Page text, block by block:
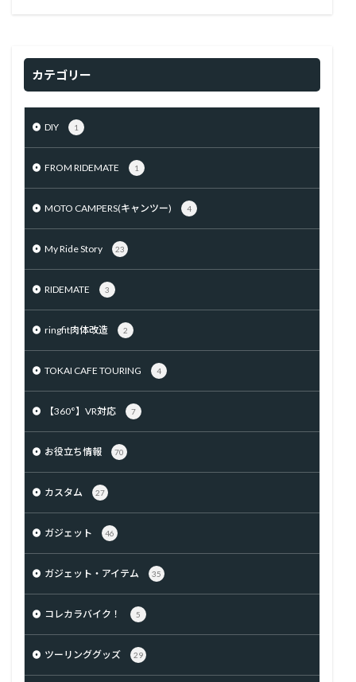
カテゴリー
DIY 1
FROM RIDEMATE 1
MOTO CAMPERS(キャンツー) 4
My Ride Story 23
RIDEMATE 3
ringfit肉体改造 2
TOKAI CAFE TOURING 4
【360°】VR対応 7
お役立ち情報 70
カスタム 27
ガジェット 46
ガジェット・アイテム 35
コレカラバイク！ 5
ツーリンググッズ 29